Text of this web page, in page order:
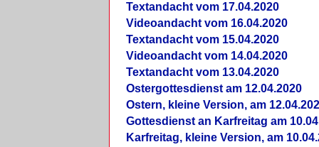
Textandacht vom 17.04.2020
Videoandacht vom 16.04.2020
Textandacht vom 15.04.2020
Videoandacht vom 14.04.2020
Textandacht vom 13.04.2020
Ostergottesdienst am 12.04.2020
Ostern, kleine Version, am
Gottesdienst an Karfreitag am
Karfreitag, kleine Version, am